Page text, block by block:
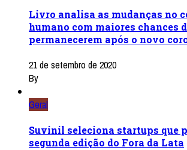
Livro analisa as mudanças no
humano com maiores chances
permanecerem após o novo
21 de setembro de 2020
By
Geral
Suvinil seleciona startups que
segunda edição do Fora da Lata